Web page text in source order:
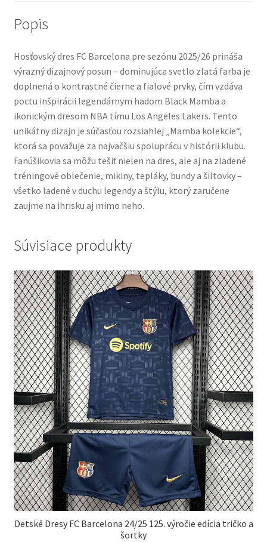
Popis
Hosťovský dres FC Barcelona pre sezónu 2025/26 prináša
výrazný dizajnový posun – dominujúca svetlo zlatá farba je
doplnená o kontrastné čierne a fialové prvky, čím vzdáva
poctu inšpirácii legendárnym hadom Black Mamba a
ikonickým dresom NBA tímu Los Angeles Lakers. Tento
unikátny dizajn je súčasťou rozsiahlej „Mamba kolekcie“,
ktorá sa považuje za najväčšiu spoluprácu v histórii klubu.
Fanúšikovia sa môžu tešiť nielen na dres, ale aj na zladené
tréningové oblečenie, mikiny, tepláky, bundy a šiltovky –
všetko ladené v duchu legendy a štýlu, ktorý zaručene
zaujme na ihrisku aj mimo neho.
Súvisiace produkty
Detské Dresy FC Barcelona 24/25 125. výročie edícia tričko a
šortky